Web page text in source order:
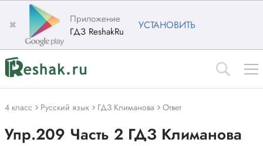
✖
Приложение
ГДЗ ReshakRu
УСТАНОВИТЬ
4 класс Русский язык ГДЗ Климанова Ответ
Упр.209 Часть 2 ГДЗ Климанова